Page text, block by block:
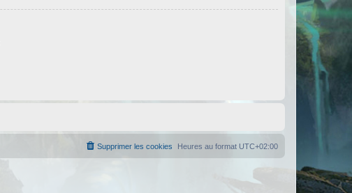
Heures au format UTC+02:00
Supprimer les cookies